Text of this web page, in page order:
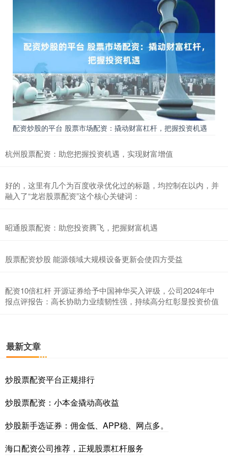
配资炒股的平台 股票市场配资：撬动财富杠杆，把握投资机遇
杭州股票配资：助您把握投资机遇，实现财富增值
好的，这里有几个为百度收录优化过的标题，均控制在以内，并
融入了“龙岩股票配资”这个核心关键词：
昭通股票配资：助您投资腾飞，把握财富机遇
股票配资炒股 能源领域大规模设备更新会使四方受益
配资10倍杠杆 开源证券给予中国神华买入评级，公司2024年中
报点评报告：高长协助力业绩韧性强，持续高分红彰显投资价值
最新文章
炒股票配资平台正规排行
炒股票配资：小本金撬动高收益
炒股新手选证券：佣金低、APP稳、网点多。
海口配资公司推荐，正规股票杠杆服务